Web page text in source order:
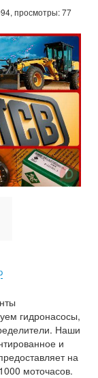
просмотры: 77
гидронасосы,
Наши
и
на
моточасов.